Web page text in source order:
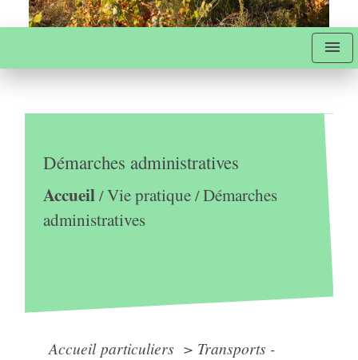
menu
Démarches administratives
Accueil/Vie pratique/Démarches
administratives
Accueil particuliers > Transports -